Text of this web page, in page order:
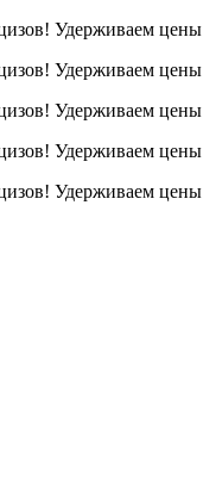
Удерживаем цены
Удерживаем цены
Удерживаем цены
Удерживаем цены
Удерживаем цены